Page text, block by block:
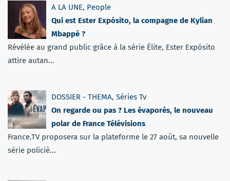
A LA UNE, People
Qui est Ester Expósito, la compagne de Kylian
Mbappé ?
Révélée au grand public grâce à la série Élite, Ester Expósito
attire autan...
DOSSIER - THEMA, Séries Tv
On regarde ou pas ? Les évaporés, le nouveau
polar de France Télévisions
France.TV proposera sur la plateforme le 27 août, sa nouvelle
série policiè...